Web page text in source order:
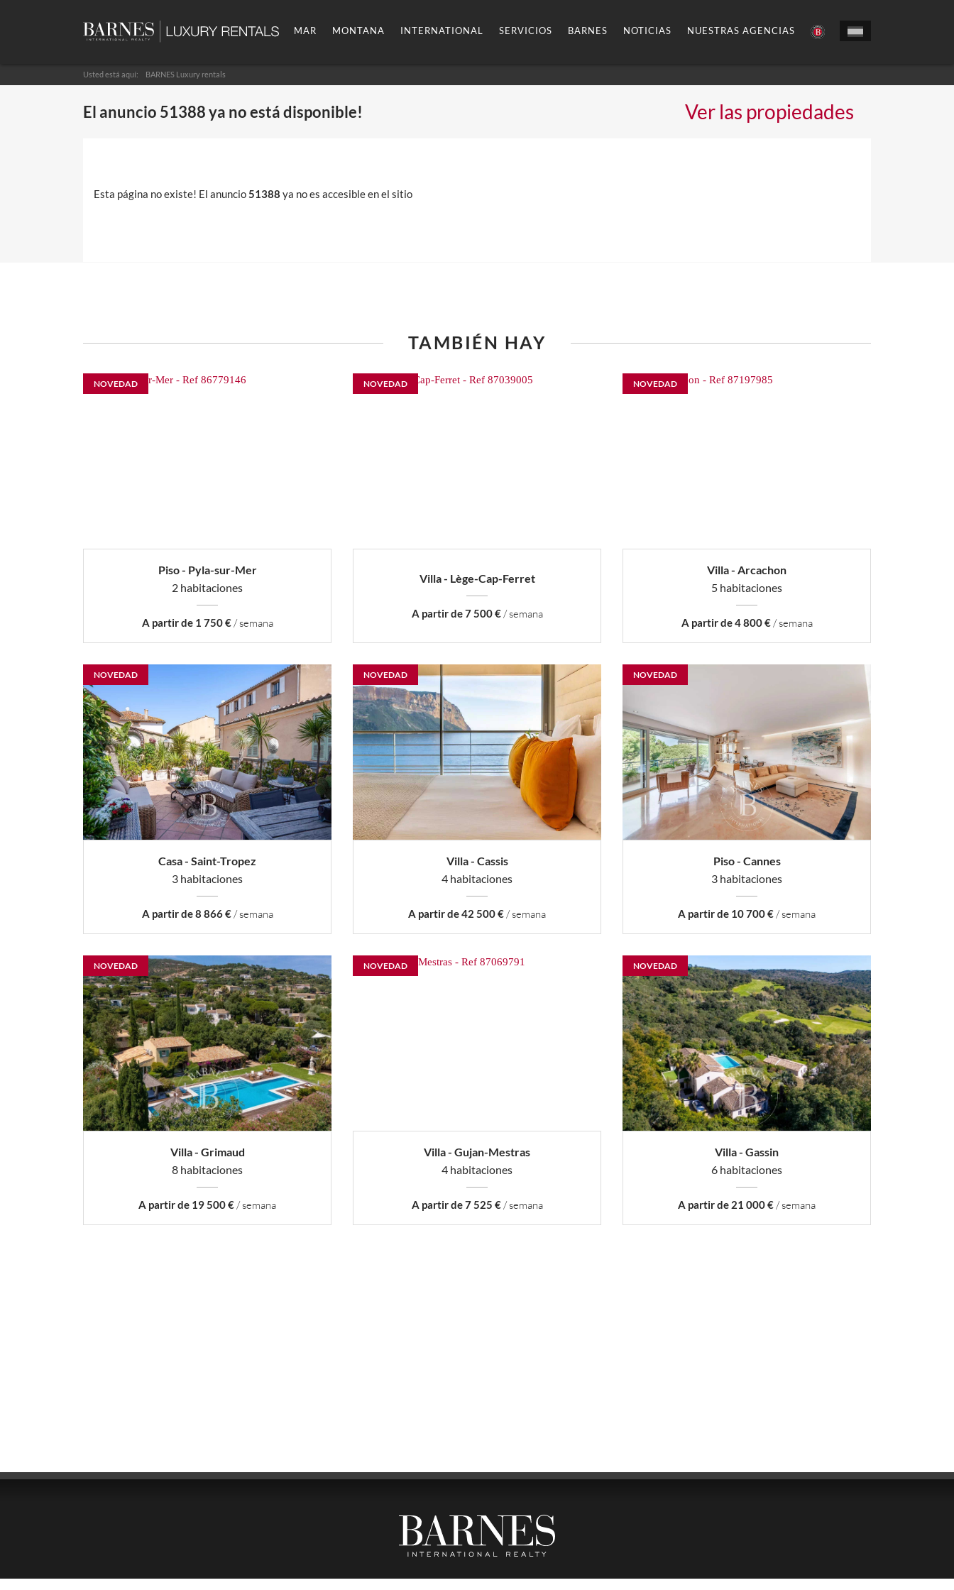
MAR MONTANA INTERNATIONAL SERVICIOS BARNES NOTICIAS NUESTRAS AGENCIAS
Usted está aquí: BARNES Luxury rentals
El anuncio 51388ya no está disponible! Ver las propiedades
Esta página no existe! El anuncio51388 ya no es accesible en el sitio
TAMBIÉN HAY
NOVEDAD
Piso - Pyla-sur-Mer
2 habitaciones
A partir de 1 750 €/ semana
NOVEDAD
Villa - Lège-Cap-Ferret
A partir de 7 500 €/ semana
NOVEDAD
Villa - Arcachon
5 habitaciones
A partir de 4 800 €/ semana
NOVEDAD
Casa - Saint-Tropez
3 habitaciones
A partir de 8 866 €/ semana
NOVEDAD
Villa - Cassis
4 habitaciones
A partir de 42 500 € / semana
NOVEDAD
Piso - Cannes
3 habitaciones
A partir de 10 700 € / semana
NOVEDAD
Villa - Grimaud
8 habitaciones
A partir de 19 500 € / semana
NOVEDAD
Villa - Gujan-Mestras
4 habitaciones
A partir de 7 525 €/ semana
NOVEDAD
Villa - Gassin
6 habitaciones
A partir de 21 000 € / semana